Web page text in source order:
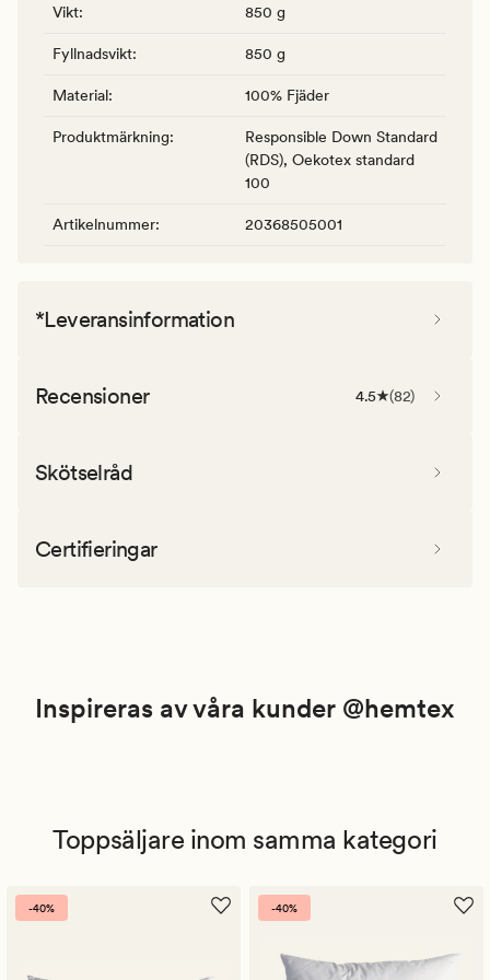
Vikt: 850 g
Fyllnadsvikt: 850 g
Material: 100% Fjäder
Produktmärkning:
Responsible Down Standard
(RDS), Oekotex standard
100
Artikelnummer: 20368505001
*Leveransinformation
Recensioner 4.5 (82)
Skötselråd
Certifieringar
Inspireras av våra kunder @hemtex
Toppsäljare inom samma kategori
-40% -40%